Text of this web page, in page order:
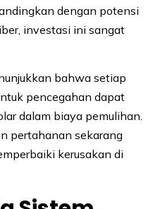
dengan potensi
investasi ini sangat
bahwa setiap
pencegahan dapat
dalam biaya pemulihan.
pertahanan sekarang
kerusakan di